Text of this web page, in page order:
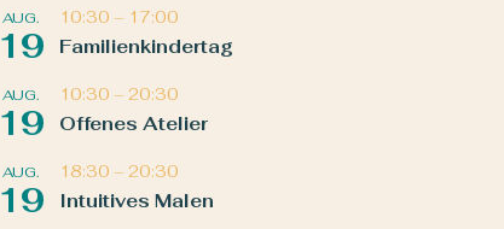
AUG.
19
10:30 – 17:00
Familienkindertag
AUG.
19
10:30 – 20:30
Offenes Atelier
AUG.
19
18:30 – 20:30
Intuitives Malen